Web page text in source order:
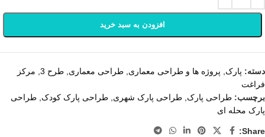
افزودن به سبد خرید
دسته: پارک پروژه ها و طراحی معماری طراحی معماری طرح 3
مرکز
فراغت
برچسب: طراحی پارک طراحی پارک شهری طراحی پارک کودک طراحی
پارک محله ای
Share: